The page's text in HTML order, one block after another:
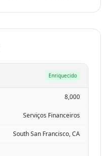
Enriquecido
8,000
Serviços Financeiros
South San Francisco, CA